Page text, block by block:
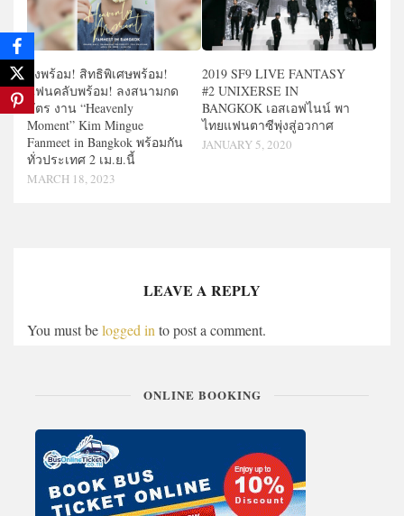
ผังพร้อม! สิทธิพิเศษพร้อม!
แฟนคลับพร้อม! ลงสนามกด
บัตร งาน “Heavenly
Moment” Kim Mingue
Fanmeet in Bangkok พร้อมกัน
ทั่วประเทศ 2 เม.ย.นี้
MARCH 18, 2023
2019 SF9 LIVE FANTASY
#2 UNIXERSE IN
BANGKOK เอสเอฟไนน์ พา
ไทยแฟนตาซีพุ่งสู่อวกาศ
JANUARY 5, 2020
LEAVE A REPLY
You must belogged in to post a comment.
ONLINE BOOKING